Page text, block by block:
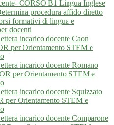
CORSO B1 Lingua Inglese
procedura affido diretto
formativi di lingua e
docenti
incarico docente Caon
per Orientamento STEM e
incarico docente Romano
per Orientamento STEM e
incarico docente Squizzato
per Orientamento STEM e
incarico docente Comparone